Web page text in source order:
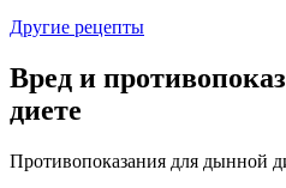
Другие рецепты
Вред и
диете
Противопоказания для дынной